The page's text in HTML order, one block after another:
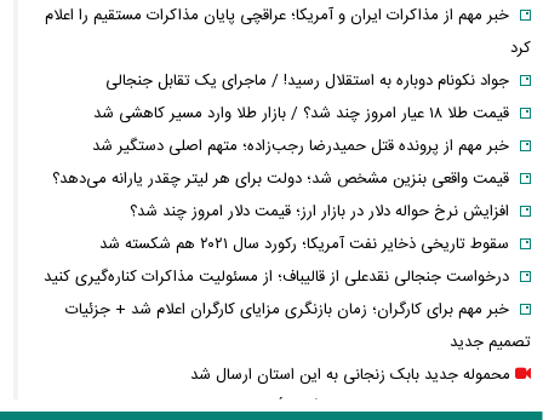
خبر مهم از مذاکرات ایران و آمریکا؛ عراقچی پایان مذاکرات مستقیم را اعلام
کرد
جواد نکونام دوباره به استقلال رسید! / ماجرای یک تقابل جنجالی
قیمت طلا ۱۸ عیار امروز چند شد؟ / بازار طلا وارد مسیر کاهشی شد
خبر مهم از پرونده قتل حمیدرضا رجب‌زاده؛ متهم اصلی دستگیر شد
قیمت واقعی بنزین مشخص شد؛ دولت برای هر لیتر چقدر یارانه می‌دهد؟
افزایش نرخ حواله دلار در بازار ارز؛ قیمت دلار امروز چند شد؟
سقوط تاریخی ذخایر نفت آمریکا؛ رکورد سال ۲۰۲۱ هم شکسته شد
درخواست جنجالی نقدعلی از قالیباف؛ از مسئولیت مذاکرات کناره‌گیری کنید
خبر مهم برای کارگران؛ زمان بازنگری مزایای کارگران اعلام شد + جزئیات
تصمیم جدید
محموله جدید بابک زنجانی به این استان ارسال شد
زمان پرداخت معوقات بازنشستگان تأمین اجتماعی؛ معوقات فروردین و